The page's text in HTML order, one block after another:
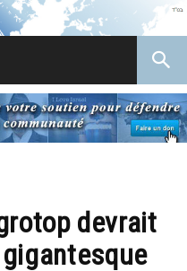
devrait